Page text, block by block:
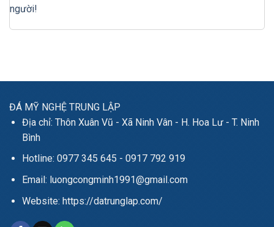
người!
ĐÁ MỸ NGHỆ TRUNG LẬP
Địa chỉ: Thôn Xuân Vũ - Xã Ninh Vân - H. Hoa Lư - T. Ninh
Bình
Hotline: 0977 345 645 - 0917 792 919
Email: luongcongminh1991@gmail.com
Website: https://datrunglap.com/